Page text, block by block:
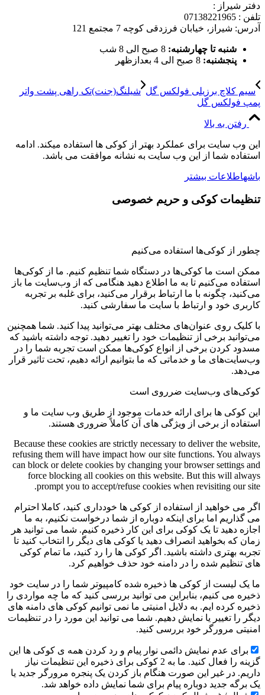
دفتر شیراز :
تلفن : 07138221965
آدرس: شیراز، خیابان فرزدقی کوچه 7 مجتمع 121
شنبه تا چهارشنبه: 8 صبح الی 8 شب
پنجشنبه: 8 صبح الی 4 بعدازظهر
سیم کلاچ برزیلی فولکس گل شیلنگ(جنت)تک راهی پشت واتر
پمپ فولکس گل
رفتن به بالا
این وب سایت برای عملکرد بهتر از کوکی ها استفاده میکند. ادامه
استفاده شما از این وب سایت به نشانه موافقت می باشد.
باشهاطلاعات بیشتر
تنظیمات کوکی و حریم خصوصی
چطور از کوکی‌ها استفاده می‌کنیم
ممکن است ما کوکی‌ها در دستگاه شما تنظیم کنیم. ما از کوکی‌ها
استفاده می‌کنیم تا به ما اطلاع دهید هنگامی که از وب‌سایت ما باز
می‌کنید، چگونه با ما ارتباط برقرار می‌کنید، برای غلبه بر تجربه
کاربری خود و ارتباط با سایت ما سفارشی کنید.
با کلیک روی عنوان‌های مختلف بهتر می‌توانید پیدا کنید. شما همچنین
می‌توانید برخی از تنظیمات خود را تغییر دهید. توجه داشته باشید که
مسدود کردن برخی از انواع کوکی‌ها ممکن است تجربه شما را در
وب‌سایت‌های ما و خدماتی که ما بتوانیم ارائه دهیم، تحت تاثیر قرار
می‌دهد.
کوکی‌های وب‌سایت ضرروی است
این کوکی ها برای ارائه خدمات موجود از طریق وب سایت ما و
استفاده از برخی از ویژگی های آن کاملاً ضروری هستند.
Because these cookies are strictly necessary to deliver the website,
refusing them will have impact how our site functions. You always
can block or delete cookies by changing your browser settings and
force blocking all cookies on this website. But this will always
prompt you to accept/refuse cookies when revisiting our site.
اگر می خواهید از استفاده از کوکی ها خودداری کنید، کاملا احترام
می گذاریم اما برای اینکه دوباره از شما درخواست نکنیم، به ما
اجازه دهید تا یک کوکی برای این کار ذخیره کنیم. شما می توانید هر
زمان که بخواهید انصراف دهید یا کوکی های دیگر را انتخاب کنید تا
تجربه بهتری داشته باشید. اگر کوکی ها را رد کنید، ما تمام کوکی
های تنظیم شده را در دامنه خود حذف خواهیم کرد.
ما یک لیست از کوکی ها ذخیره شده کامپیوتر شما را در سایت خود
ذخیره می کنیم، بنابراین می توانید بررسی کنید که ما چه مواردی را
ذخیره کرده ایم. به دلایل امنیتی ما نمی توانیم کوکی های دامنه های
دیگر را تغییر یا نمایش دهیم. شما می توانید این مورد را در تنظیمات
امنیتی مرورگر خود بررسی کنید.
برای عدم نمایش دائمی نوار پیام و رد کردن همه ی کوکی ها این
گزینه را فعال کنید. ما به 2 کوکی برای ذخیره این تنظیمات نیاز
داریم. در غیر این صورت هنگام باز کردن یک پنجره مرورگر جدید یا
یک برگه جدید دوباره پیام برای شما نمایش داده خواهد شد.